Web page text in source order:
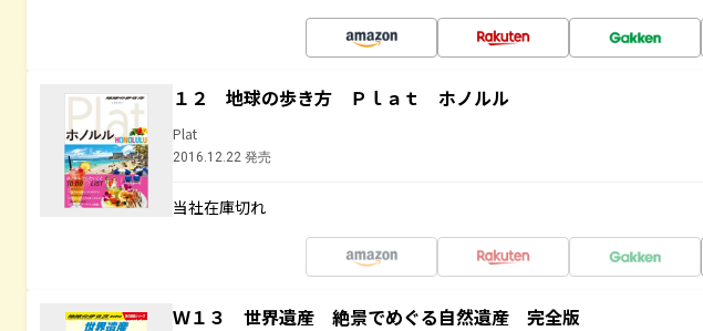
１２ 地球の歩き方 Ｐｌａｔ ホノルル
Plat
2016.12.22 発売
当社在庫切れ
Ｗ１３ 世界遺産 絶景でめぐる自然遺産 完全版